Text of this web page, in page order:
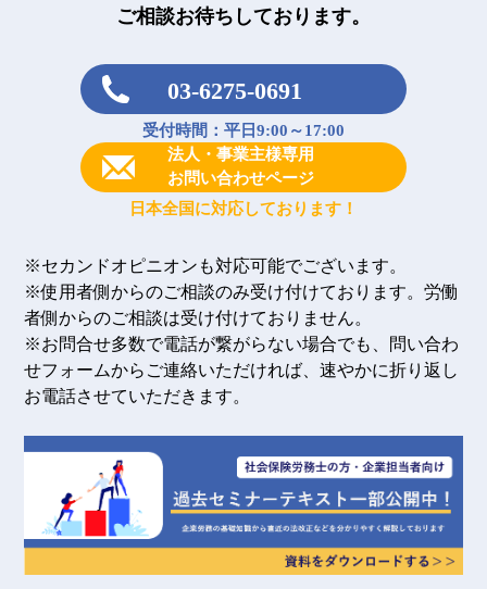
ご相談お待ちしております。
03-6275-0691
受付時間：平日9:00～17:00
法人・事業主様専用
お問い合わせページ
日本全国に対応しております！
※セカンドオピニオンも対応可能でございます。
※使用者側からのご相談のみ受け付けております。労働
者側からのご相談は受け付けておりません。
※お問合せ多数で電話が繋がらない場合でも、問い合わ
せフォームからご連絡いただければ、速やかに折り返し
お電話させていただきます。